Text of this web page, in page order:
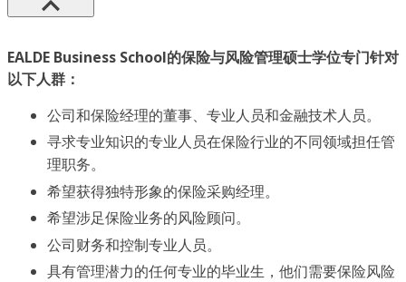
EALDE Business School的保险与风险管理硕士学位专门针对
以下人群：
公司和保险经理的董事、专业人员和金融技术人员。
寻求专业知识的专业人员在保险行业的不同领域担任管
理职务。
希望获得独特形象的保险采购经理。
希望涉足保险业务的风险顾问。
公司财务和控制专业人员。
具有管理潜力的任何专业的毕业生，他们需要保险风险